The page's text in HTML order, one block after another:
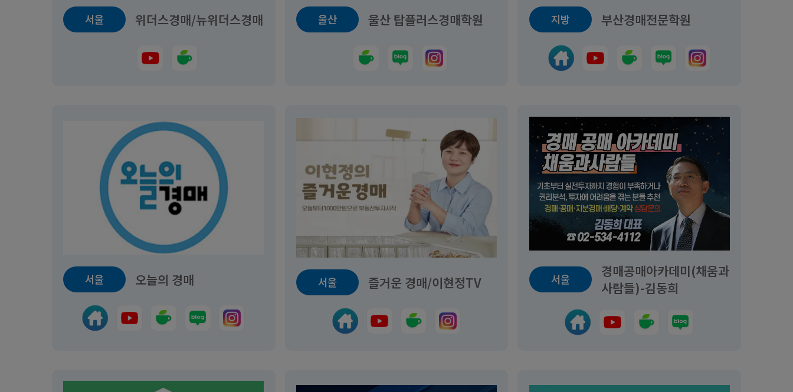
서울 위더스경매/뉴위더스경매 울산 울산 탑플러스경매학원 지방 부산경매전문학원
서울 오늘의 경매 서울 즐거운 경매/이현정TV 서울
경매공매아카데미(채움과
사람들)-김동희
6주완성 낙찰 프리패스 경매실전반
2026.06.13~2026.07.18 마감
3,500,000원